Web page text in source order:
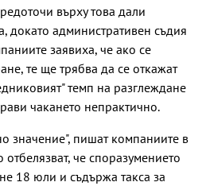
върху това дали
докато административен съдия
заявиха, че ако се
те ще трябва да се откажат
темп на разглеждане
чакането непрактично.
значение", пишат компаниите в
че споразумението
18 юли и съдържа такса за